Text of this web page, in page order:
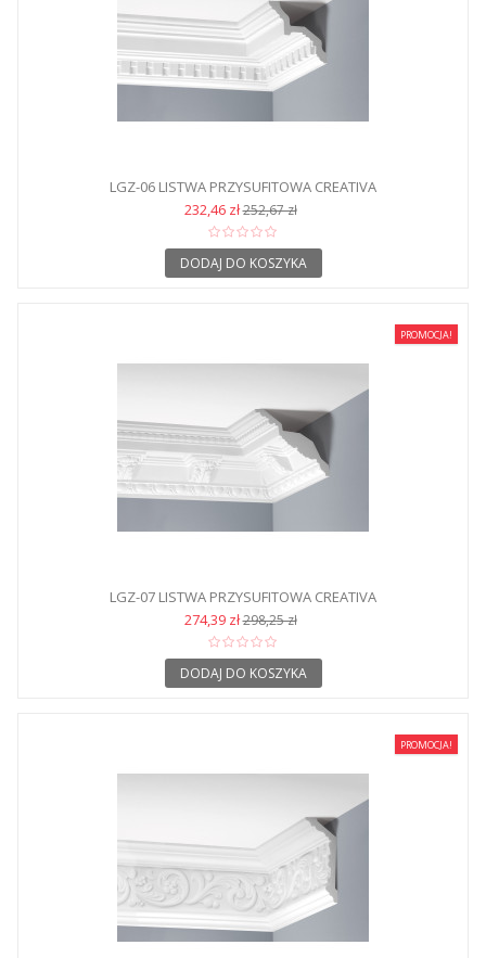
LGZ-06 LISTWA PRZYSUFITOWA CREATIVA
232,46 zł252,67 zł
DODAJ DO KOSZYKA
PROMOCJA!
LGZ-07 LISTWA PRZYSUFITOWA CREATIVA
274,39 zł298,25 zł
DODAJ DO KOSZYKA
PROMOCJA!